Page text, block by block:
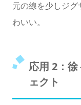
元の線を少しジ
わいい。
応用 2：
ェクト